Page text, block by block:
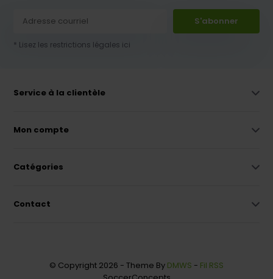
S'abonner
* Lisez les restrictions légales ici
Service à la clientèle
Mon compte
Catégories
Contact
© Copyright 2026 - Theme By DMWS - Fil RSS